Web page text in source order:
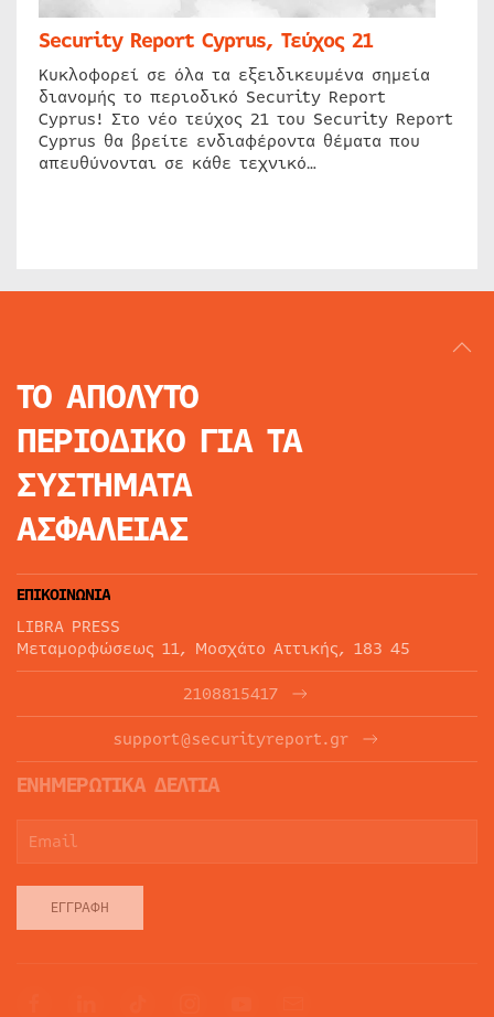
Security Report Cyprus, Τεύχος 21
Κυκλοφορεί σε όλα τα εξειδικευμένα σημεία
διανομής το περιοδικό Security Report
Cyprus! Στο νέο τεύχος 21 του Security Report
Cyprus θα βρείτε ενδιαφέροντα θέματα που
απευθύνονται σε κάθε τεχνικό…
ΤΟ ΑΠΟΛΥΤΟ
ΠΕΡΙΟΔΙΚΟ ΓΙΑ ΤΑ
ΣΥΣΤΗΜΑΤΑ
ΑΣΦΑΛΕΙΑΣ
ΕΠΙΚΟΙΝΩΝΙΑ
LIBRA PRESS
Μεταμορφώσεως 11, Μοσχάτο Αττικής, 183 45
2108815417
support@securityreport.gr
ΕΝΗΜΕΡΩΤΙΚΑ ΔΕΛΤΙΑ
ΕΓΓΡΑΦΉ